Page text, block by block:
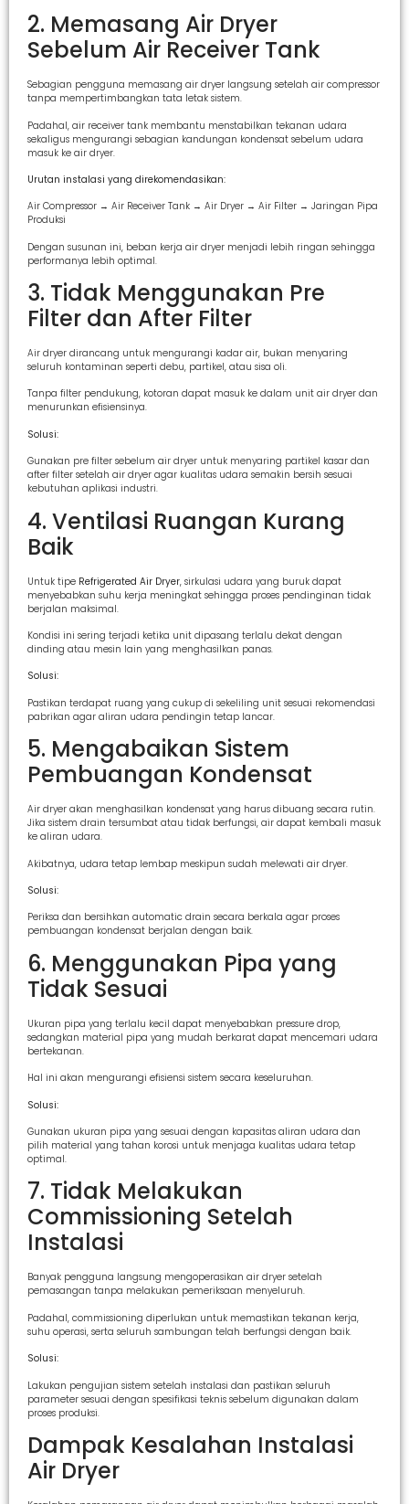
2. Memasang Air Dryer
Sebelum Air Receiver Tank
Sebagian pengguna memasang air dryer langsung setelah air compressor
tanpa mempertimbangkan tata letak sistem.
Padahal, air receiver tank membantu menstabilkan tekanan udara
sekaligus mengurangi sebagian kandungan kondensat sebelum udara
masuk ke air dryer.
Urutan instalasi yang direkomendasikan:
Air Compressor → Air Receiver Tank → Air Dryer → Air Filter → Jaringan Pipa
Produksi
Dengan susunan ini, beban kerja air dryer menjadi lebih ringan sehingga
performanya lebih optimal.
3. Tidak Menggunakan Pre
Filter dan After Filter
Air dryer dirancang untuk mengurangi kadar air, bukan menyaring
seluruh kontaminan seperti debu, partikel, atau sisa oli.
Tanpa filter pendukung, kotoran dapat masuk ke dalam unit air dryer dan
menurunkan efisiensinya.
Solusi:
Gunakan pre filter sebelum air dryer untuk menyaring partikel kasar dan
after filter setelah air dryer agar kualitas udara semakin bersih sesuai
kebutuhan aplikasi industri.
4. Ventilasi Ruangan Kurang
Baik
Untuk tipe Refrigerated Air Dryer, sirkulasi udara yang buruk dapat
menyebabkan suhu kerja meningkat sehingga proses pendinginan tidak
berjalan maksimal.
Kondisi ini sering terjadi ketika unit dipasang terlalu dekat dengan
dinding atau mesin lain yang menghasilkan panas.
Solusi:
Pastikan terdapat ruang yang cukup di sekeliling unit sesuai rekomendasi
pabrikan agar aliran udara pendingin tetap lancar.
5. Mengabaikan Sistem
Pembuangan Kondensat
Air dryer akan menghasilkan kondensat yang harus dibuang secara rutin.
Jika sistem drain tersumbat atau tidak berfungsi, air dapat kembali masuk
ke aliran udara.
Akibatnya, udara tetap lembap meskipun sudah melewati air dryer.
Solusi:
Periksa dan bersihkan automatic drain secara berkala agar proses
pembuangan kondensat berjalan dengan baik.
6. Menggunakan Pipa yang
Tidak Sesuai
Ukuran pipa yang terlalu kecil dapat menyebabkan pressure drop,
sedangkan material pipa yang mudah berkarat dapat mencemari udara
bertekanan.
Hal ini akan mengurangi efisiensi sistem secara keseluruhan.
Solusi:
Gunakan ukuran pipa yang sesuai dengan kapasitas aliran udara dan
pilih material yang tahan korosi untuk menjaga kualitas udara tetap
optimal.
7. Tidak Melakukan
Commissioning Setelah
Instalasi
Banyak pengguna langsung mengoperasikan air dryer setelah
pemasangan tanpa melakukan pemeriksaan menyeluruh.
Padahal, commissioning diperlukan untuk memastikan tekanan kerja,
suhu operasi, serta seluruh sambungan telah berfungsi dengan baik.
Solusi:
Lakukan pengujian sistem setelah instalasi dan pastikan seluruh
parameter sesuai dengan spesifikasi teknis sebelum digunakan dalam
proses produksi.
Dampak Kesalahan Instalasi
Air Dryer